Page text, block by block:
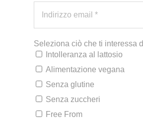
Seleziona ciò che ti interessa
Intolleranza al lattosio
Alimentazione vegana
Senza glutine
Senza zuccheri
Free From